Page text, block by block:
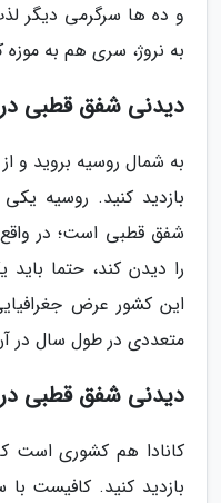
و ده ها سرگرمی دیگر
به نروژ، سری هم به
دیدنی شفق قطبی
به شمال روسیه بروید و
بازدید کنید. روسیه یکی
شفق قطبی است؛ در
را دیدن کند، حتما
این کشور عرض
متعددی در طول سال در
دیدنی شفق قطبی در
کانادا هم کشوری است
بازدید کنید. کافیست